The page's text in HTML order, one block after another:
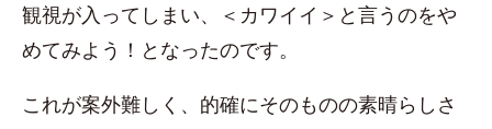
観視が入ってしまい、＜カワイイ＞と言うのをや
めてみよう！となったのです。
これが案外難しく、的確にそのものの素晴らしさ